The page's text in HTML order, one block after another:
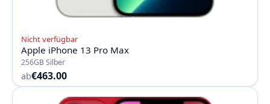
Nicht verfügbar
Apple iPhone 13 Pro Max
256GB Silber
ab€463.00